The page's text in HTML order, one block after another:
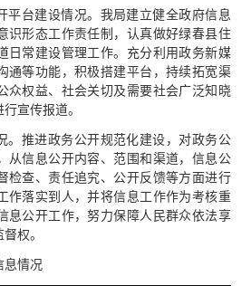
平台建设情况。我局建立健全政府信息
识形态工作责任制，认真做好绿春县住
日常建设管理工作。充分利用政务新媒
通等功能，积极搭建平台，持续拓宽渠
众权益、社会关切及需要社会广泛知晓
宣传报道。
。推进政务公开规范化建设，对政务公
从信息公开内容、范围和渠道，信息公
检查、责任追究、公开反馈等方面进行
作落实到人，并将信息工作作为考核重
息公开工作，努力保障人民群众依法享
权。
息情况